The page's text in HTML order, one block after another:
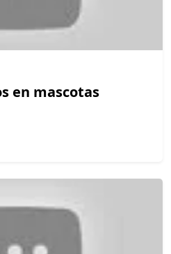
en mascotas